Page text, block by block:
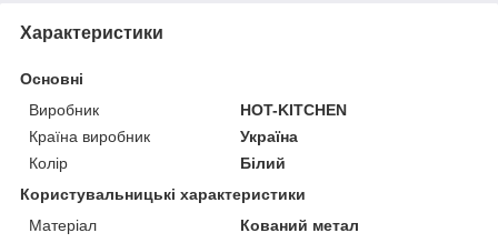
Характеристики
Основні
Виробник
HOT-KITCHEN
Країна виробник
Україна
Колір
Білий
Користувальницькі характеристики
Матеріал
Кований метал